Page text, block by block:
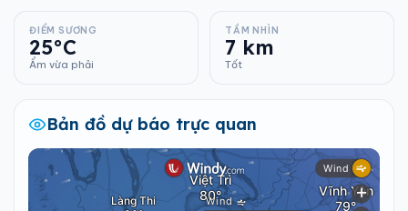
ĐIỂM SƯƠNG
25°C
Ẩm vừa phải
TẦM NHÌN
7 km
Tốt
Bản đồ dự báo trực quan